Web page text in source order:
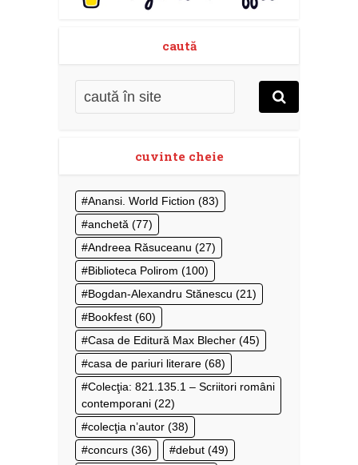
caută
cuvinte cheie
Anansi. World Fiction (83)
anchetă (77)
Andreea Răsuceanu (27)
Biblioteca Polirom (100)
Bogdan-Alexandru Stănescu (21)
Bookfest (60)
Casa de Editură Max Blecher (45)
casa de pariuri literare (68)
Colecţia: 821.135.1 – Scriitori români
contemporani (22)
colecţia n’autor (38)
concurs (36) debut (49)